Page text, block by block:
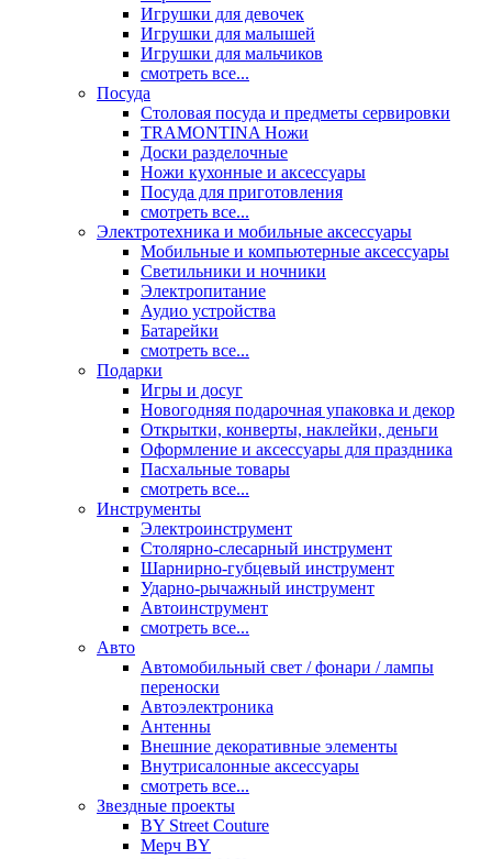
Игрушки для девочек
Игрушки для малышей
Игрушки для мальчиков
смотреть все...
Посуда
Столовая посуда и предметы сервировки
TRAMONTINA Ножи
Доски разделочные
Ножи кухонные и аксессуары
Посуда для приготовления
смотреть все...
Электротехника и мобильные аксессуары
Мобильные и компьютерные аксессуары
Светильники и ночники
Электропитание
Аудио устройства
Батарейки
смотреть все...
Подарки
Игры и досуг
Новогодняя подарочная упаковка и декор
Открытки, конверты, наклейки, деньги
Оформление и аксессуары для праздника
Пасхальные товары
смотреть все...
Инструменты
Электроинструмент
Столярно-слесарный инструмент
Шарнирно-губцевый инструмент
Ударно-рычажный инструмент
Автоинструмент
смотреть все...
Авто
Автомобильный свет / фонари / лампы
переноски
Автоэлектроника
Антенны
Внешние декоративные элементы
Внутрисалонные аксессуары
смотреть все...
Звездные проекты
BY Street Couture
Мерч BY